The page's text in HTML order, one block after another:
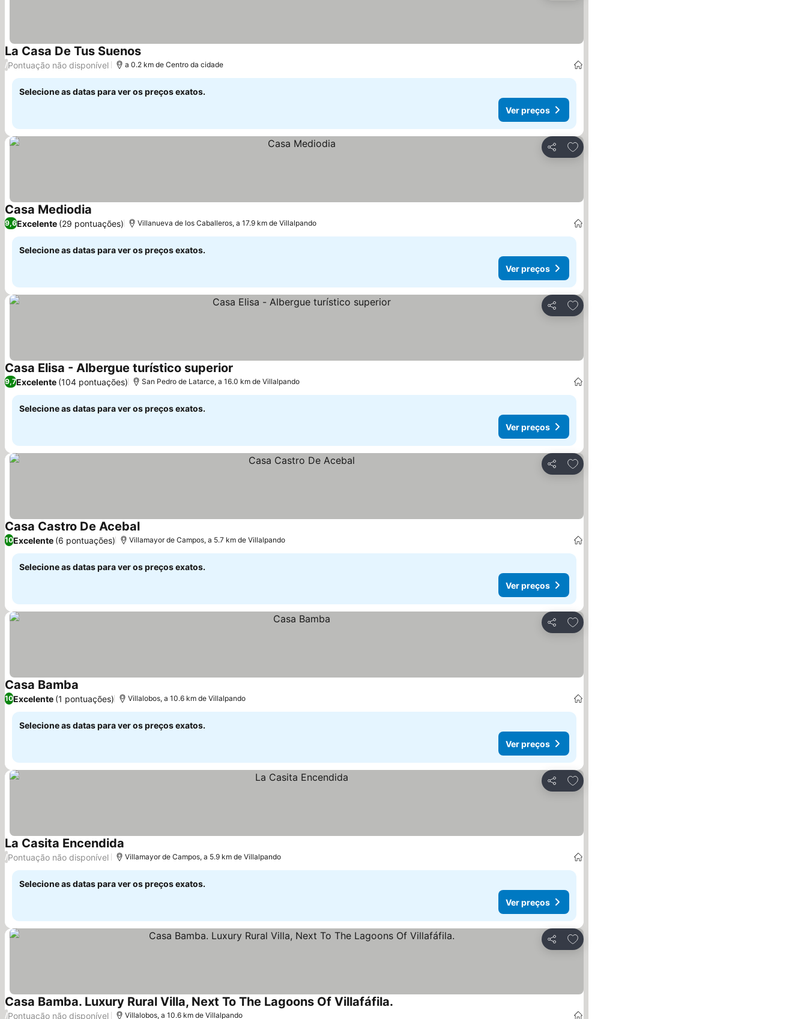
La Casa De Tus SuenosVer preços
/Pontuação não disponível a 0.2 km de Centro da cidade
Selecione as datas para ver os preços exatos.
Ver preços
Partilhar
Adicionar aos favoritos
Casa Mediodia Ver preços
9,6Excelente (29 pontuações) Villanueva de los Caballeros, a 17.9 km de Villalpando
Selecione as datas para ver os preços exatos.
Ver preços
Partilhar
Adicionar aos favoritos
Casa Elisa - Albergue turístico superior
9,7Excelente (104 pontuações) San Pedro de Latarce, a 16.0 km de Villalpando
Selecione as datas para ver os preços exatos.
Ver preços
Partilhar
Adicionar aos favoritos
Casa Castro De AcebalVer preços
10Excelente (6 pontuações) Villamayor de Campos, a 5.7 km de Villalpando
Selecione as datas para ver os preços exatos.
Ver preços
Partilhar
Adicionar aos favoritos
Casa Bamba Ver preços
10Excelente (1 pontuações) Villalobos, a 10.6 km de Villalpando
Selecione as datas para ver os preços exatos.
Ver preços
Partilhar
Adicionar aos favoritos
La Casita Encendida
/Pontuação não disponível Villamayor de Campos, a 5.9 km de Villalpando
Selecione as datas para ver os preços exatos.
Ver preços
Partilhar
Adicionar aos favoritos
Casa Bamba. Luxury Rural Villa, Next To The Lagoons Of Villafáfila.
/Pontuação não disponível Villalobos, a 10.6 km de Villalpando